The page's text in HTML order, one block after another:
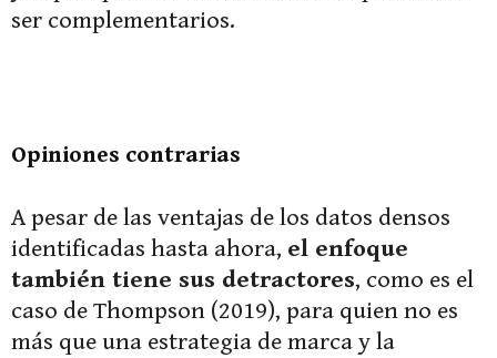
ser complementarios.
Opiniones contrarias
A pesar de las ventajas de los datos densos
identificadas hasta ahora, el enfoque
también tiene sus detractores, como es el
caso de Thompson (2019), para quien no es
más que una estrategia de marca y la